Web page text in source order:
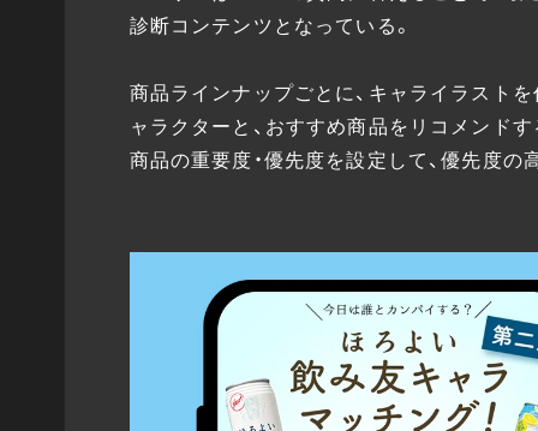
診断コンテンツとなっている。
商品ラインナップごとに、キャライラスト
ャラクターと、おすすめ商品をリコメンド
商品の重要度・優先度を設定して、優先度